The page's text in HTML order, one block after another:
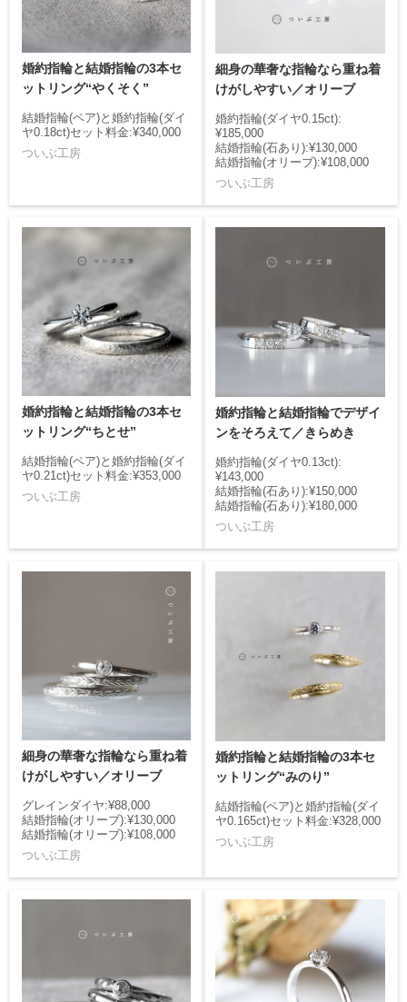
婚約指輪と結婚指輪の3本セ
ットリング“やくそく”
結婚指輪(ペア)と婚約指輪(ダイ
ヤ0.18ct)セット料金:¥340,000
ついぶ工房
細身の華奢な指輪なら重ね着
けがしやすい／オリーブ
婚約指輪(ダイヤ0.15ct):
¥185,000
結婚指輪(石あり):¥130,000
結婚指輪(オリーブ):¥108,000
ついぶ工房
婚約指輪と結婚指輪の3本セ
ットリング“ちとせ”
結婚指輪(ペア)と婚約指輪(ダイ
ヤ0.21ct)セット料金:¥353,000
ついぶ工房
婚約指輪と結婚指輪でデザイ
ンをそろえて／きらめき
婚約指輪(ダイヤ0.13ct):
¥143,000
結婚指輪(石あり):¥150,000
結婚指輪(石あり):¥180,000
ついぶ工房
細身の華奢な指輪なら重ね着
けがしやすい／オリーブ
グレインダイヤ:¥88,000
結婚指輪(オリーブ):¥130,000
結婚指輪(オリーブ):¥108,000
ついぶ工房
婚約指輪と結婚指輪の3本セ
ットリング“みのり”
結婚指輪(ペア)と婚約指輪(ダイ
ヤ0.165ct)セット料金:¥328,000
ついぶ工房